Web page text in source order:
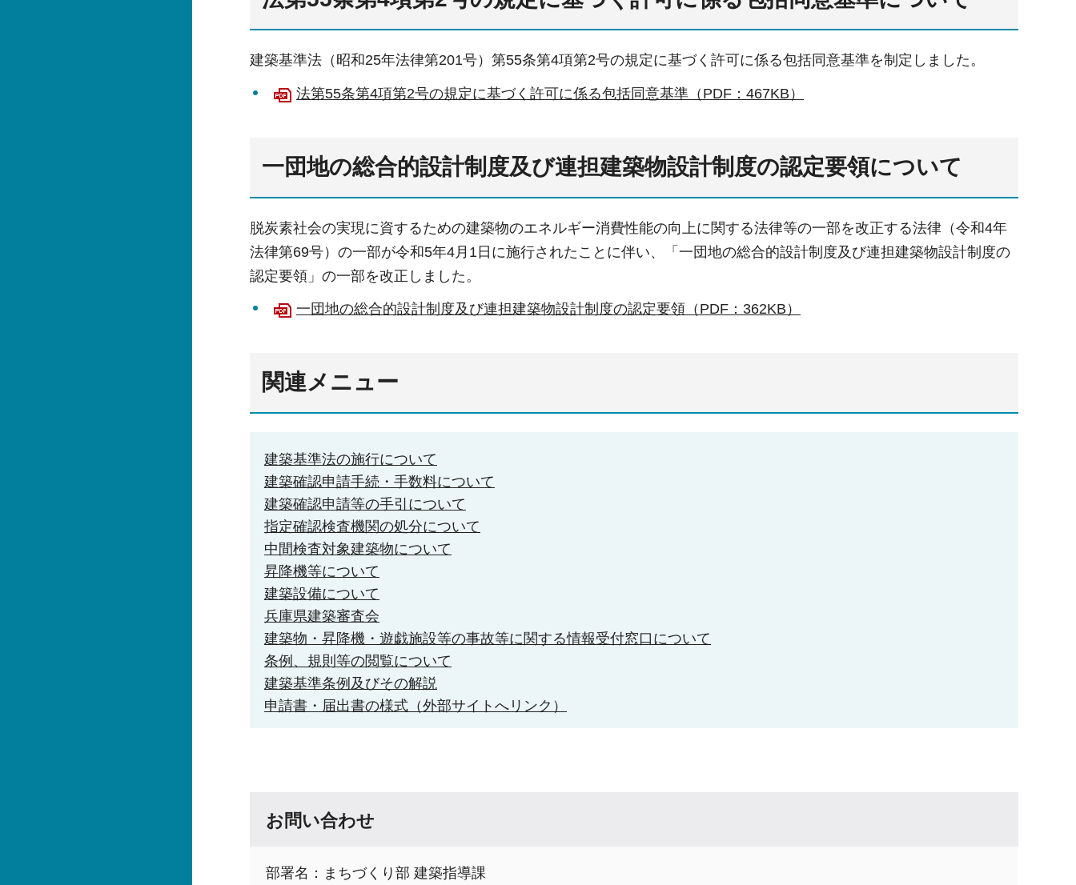
建築基準法（昭和25年法律第201号）第55条第4項第2号の規定に基づく許可に係る包括同意基準を制定しました。
法第55条第4項第2号の規定に基づく許可に係る包括同意基準（PDF：467KB）
一団地の総合的設計制度及び連担建築物設計制度の認定要領について
脱炭素社会の実現に資するための建築物のエネルギー消費性能の向上に関する法律等の一部を改正する法律（令和4年
法律第69号）の一部が令和5年4月1日に施行されたことに伴い、「一団地の総合的設計制度及び連担建築物設計制度の
認定要領」の一部を改正しました。
一団地の総合的設計制度及び連担建築物設計制度の認定要領（PDF：362KB）
関連メニュー
建築基準法の施行について
建築確認申請手続・手数料について
建築確認申請等の手引について
指定確認検査機関の処分について
中間検査対象建築物について
昇降機等について
建築設備について
兵庫県建築審査会
建築物・昇降機・遊戯施設等の事故等に関する情報受付窓口について
条例、規則等の閲覧について
建築基準条例及びその解説
申請書・届出書の様式（外部サイトへリンク）
お問い合わせ
部署名：まちづくり部 建築指導課